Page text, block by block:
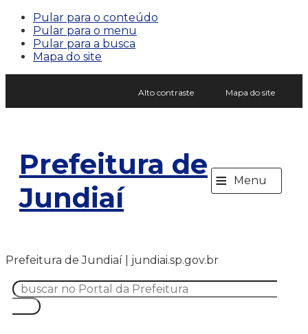
Pular para o conteúdo
Pular para o menu
Pular para a busca
Mapa do site
Alto contraste Mapa do site
Prefeitura de
Jundiaí
≡ Menu
Prefeitura de Jundiaí | jundiai.sp.gov.br